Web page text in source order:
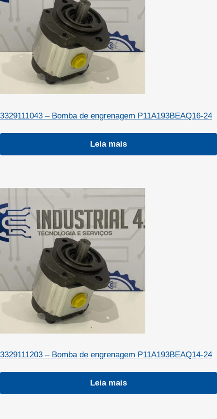
3329111043 – Bomba de engrenagem P11A193BEAQ16-24
Leia mais
3329111203 – Bomba de engrenagem P11A193BEAQ14-24
Leia mais